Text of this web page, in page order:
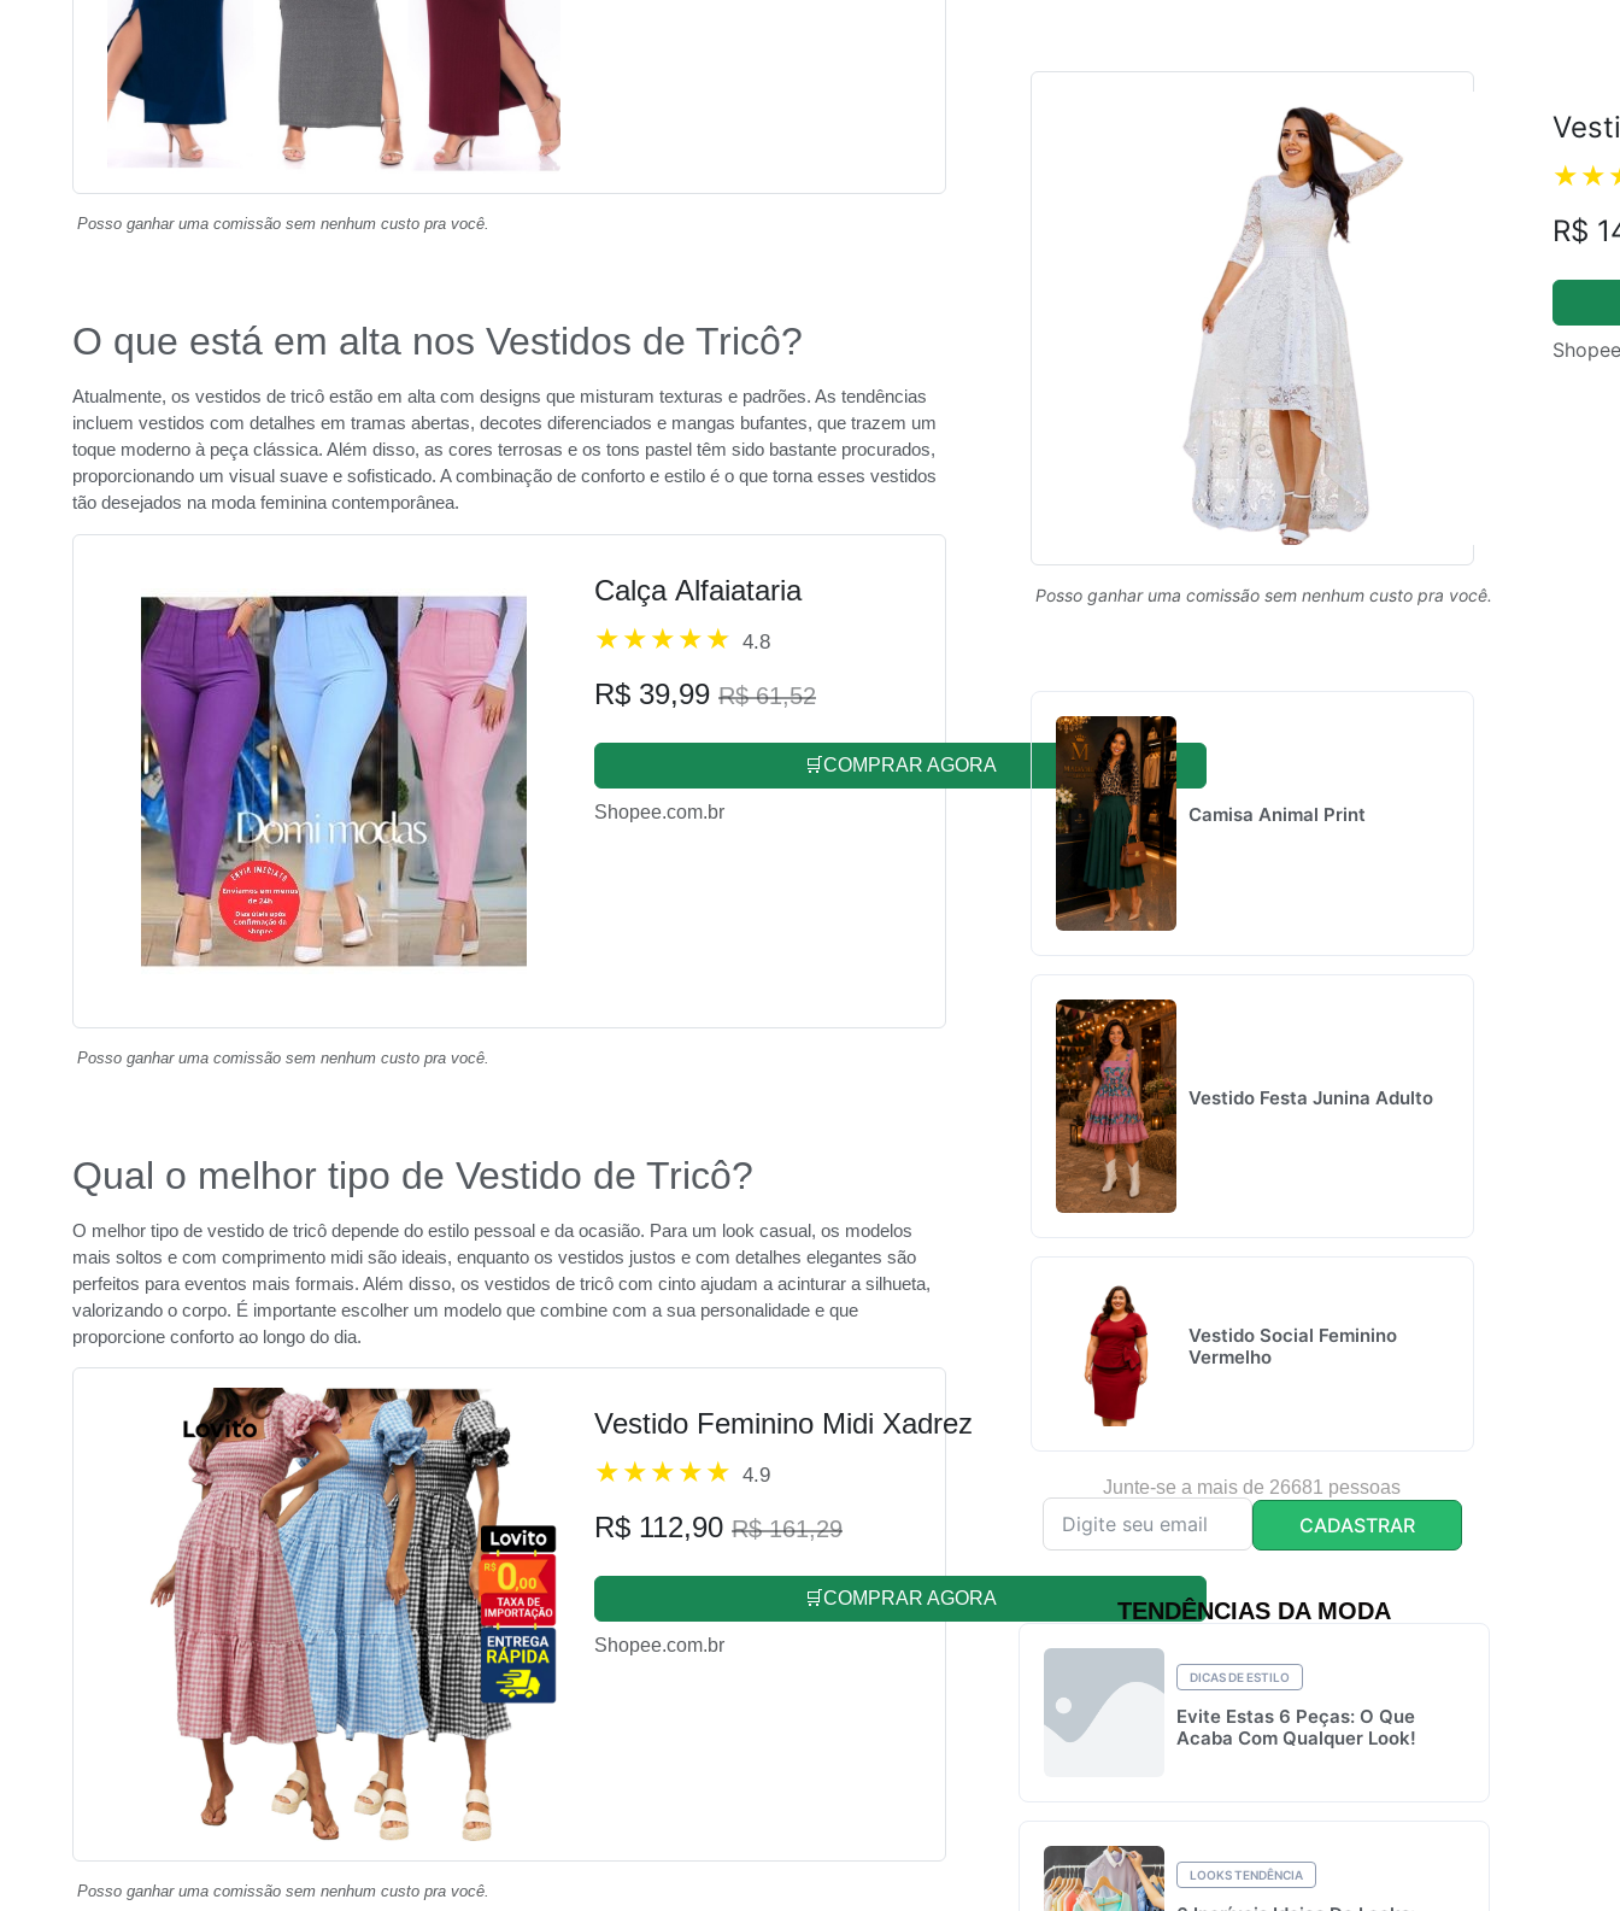
Posso ganhar uma comissão sem nenhum custo pra você.
O que está em alta nos Vestidos de Tricô?
Atualmente, os vestidos de tricô estão em alta com designs que misturam texturas e padrões. As tendências
incluem vestidos com detalhes em tramas abertas, decotes diferenciados e mangas bufantes, que trazem um
toque moderno à peça clássica. Além disso, as cores terrosas e os tons pastel têm sido bastante procurados,
proporcionando um visual suave e sofisticado. A combinação de conforto e estilo é o que torna esses vestidos
tão desejados na moda feminina contemporânea.
Calça Alfaiataria
4.8
R$ 39,99 R$ 61,52
🛒COMPRAR AGORA
Shopee.com.br
Posso ganhar uma comissão sem nenhum custo pra você.
Qual o melhor tipo de Vestido de Tricô?
O melhor tipo de vestido de tricô depende do estilo pessoal e da ocasião. Para um look casual, os modelos
mais soltos e com comprimento midi são ideais, enquanto os vestidos justos e com detalhes elegantes são
perfeitos para eventos mais formais. Além disso, os vestidos de tricô com cinto ajudam a acinturar a silhueta,
valorizando o corpo. É importante escolher um modelo que combine com a sua personalidade e que
proporcione conforto ao longo do dia.
Vestido Feminino Midi Xadrez
4.9
R$ 112,90 R$ 161,29
🛒COMPRAR AGORA
Shopee.com.br
Posso ganhar uma comissão sem nenhum custo pra você.
R$
Posso ganhar uma comissão sem nenhum custo pra você.
Camisa Animal Print
Vestido Festa Junina Adulto
Vestido Social Feminino
Vermelho
Junte-se a mais de 26681 pessoas
CADASTRAR
TENDÊNCIAS DA MODA
DICAS DE ESTILO
Evite Estas 6 Peças: O Que
Acaba Com Qualquer Look!
LOOKS TENDÊNCIA